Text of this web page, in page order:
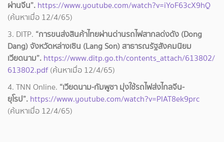
ผ่านจีน”. https://www.youtube.com/watch?v=iYoF63cX9hQ
(ค้นหาเมื่อ 12/4/65)
3. DITP. “การขนส่งสินค้าไทยผ่านด่านรถไฟสากลด่งดัง (Dong
Dang) จังหวัดหล่างเซิน (Lang Son) สาธารณรัฐสังคมนิยม
เวียดนาม”. https://www.ditp.go.th/contents_attach/613802/
613802.pdf(ค้นหาเมื่อ 12/4/65)
4. TNN Online. “เวียดนาม-กัมพูชา มุ่งใช้รถไฟส่งไกลจีน-
ยุโรป”. https://www.youtube.com/watch?v=PlAT8ek9prc
(ค้นหาเมื่อ 12/4/65)